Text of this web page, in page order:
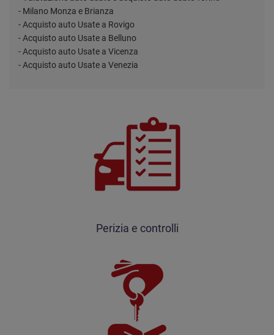
- Milano Monza e Brianza
- Acquisto auto Usate a Rovigo
- Acquisto auto Usate a Belluno
- Acquisto auto Usate a Vicenza
- Acquisto auto Usate a Venezia
Perizia e controlli